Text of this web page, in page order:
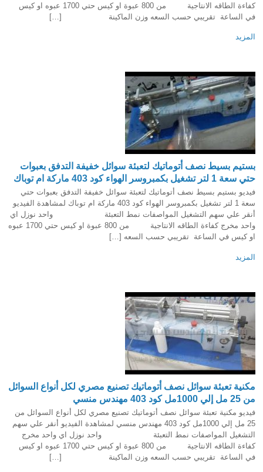
كفاءة الطاقه الانتاجية من 800 عبوة او كيس حتي 1700 عبوه او كيس
في الساعة تقريبي حسب السعه وزن الماكينة […]
المزيد
بستيم بسيط نصف أتوماتيك لتعبئة سوائل خفيفة التدفق بعبوات
حتي سعة 1 لتر تشغيل بكمبروسر الهواء كود 403 ماركة ام توباك
فيديو بستيم بسيط نصف أتوماتيك لتعبئة سوائل خفيفة التدفق بعبوات حتي
سعة 1 لتر تشغيل بكمبروسر الهواء كود 403 ماركة ام توباك لمشاهدة الفيديو
أنقر علي سهم التشغيل المواصفات نمط التعبئة واحد نوزل اي
واحد مخرج كفاءة الطاقه الانتاجية من 800 عبوة او كيس حتي 1700 عبوه
او كيس في الساعة تقريبي حسب السعه […]
المزيد
مكنية تعبئة سوائل نصف أتوماتيك تصنيع مصري لكل أنواع السوائل
من 25 مل إلي 1000مل كود 403 مهندس منسي
فيديو مكنية تعبئة سوائل نصف أتوماتيك تصنيع مصري لكل أنواع السوائل من
25 مل إلي 1000مل كود 403 مهندس منسي لمشاهدة الفيديو أنقر علي سهم
التشغيل المواصفات نمط التعبئة واحد نوزل اي واحد مخرج
كفاءة الطاقه الانتاجية من 800 عبوة او كيس حتي 1700 عبوه او كيس
في الساعة تقريبي حسب السعه وزن الماكينة […]